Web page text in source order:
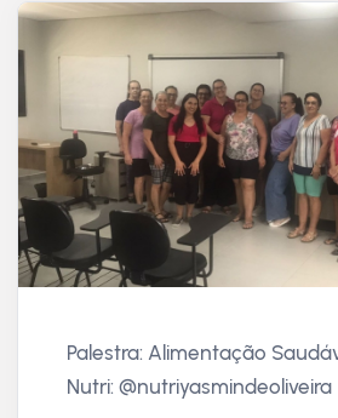
Palestra: Alimentação
Nutri: @nutriyasmindeoliveira